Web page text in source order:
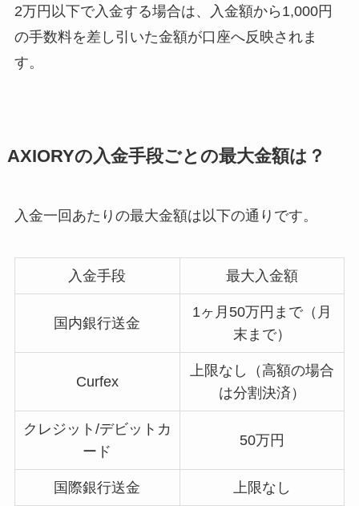
2万円以下で入金する場合は、入金額から1,000円
の手数料を差し引いた金額が口座へ反映されま
す。
AXIORYの入金手段ごとの最大金額は？
入金一回あたりの最大金額は以下の通りです。
入金手段 最大入金額
国内銀行送金
1ヶ月50万円まで（月
末まで）
Curfex
上限なし（高額の場合
は分割決済）
クレジット/デビットカ
ード
50万円
国際銀行送金 上限なし